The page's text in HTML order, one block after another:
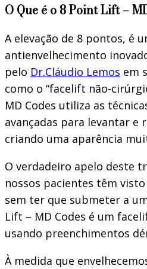
O Que é o 8 Point Lift –
A elevação de 8 pontos, é
antienvelhecimento
pelo Dr.Cláudio Lemos em
como o “facelift não-
MD Codes utiliza as
avançadas para levantar e
criando uma aparência
O verdadeiro apelo deste
nossos pacientes têm
sem ter que submeter a
Lift – MD Codes é um
usando preenchimentos
À medida que